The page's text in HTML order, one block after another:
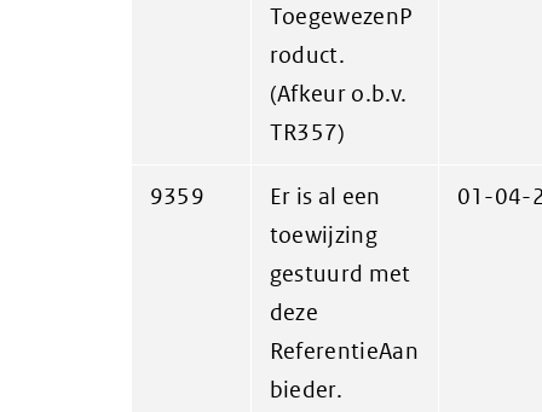
ToegewezenP
roduct.
(Afkeur o.b.v.
TR357)
9359
Er is al een
toewijzing
gestuurd met
deze
ReferentieAan
bieder.
01-04-